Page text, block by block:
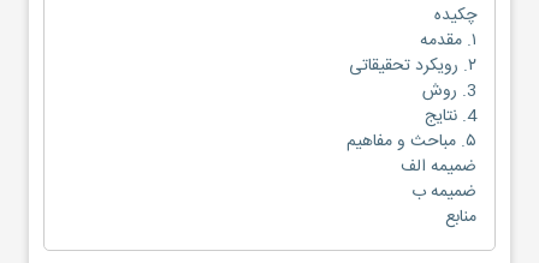
چکیده
۱. مقدمه
۲. رویکرد تحقیقاتی
3. روش
4. نتایج
۵. مباحث و مفاهیم
ضمیمه الف
ضمیمه ب
منابع